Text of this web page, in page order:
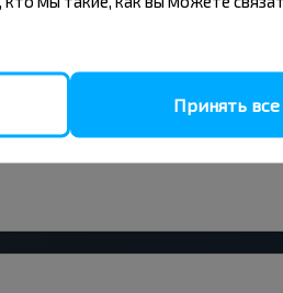
Принять все